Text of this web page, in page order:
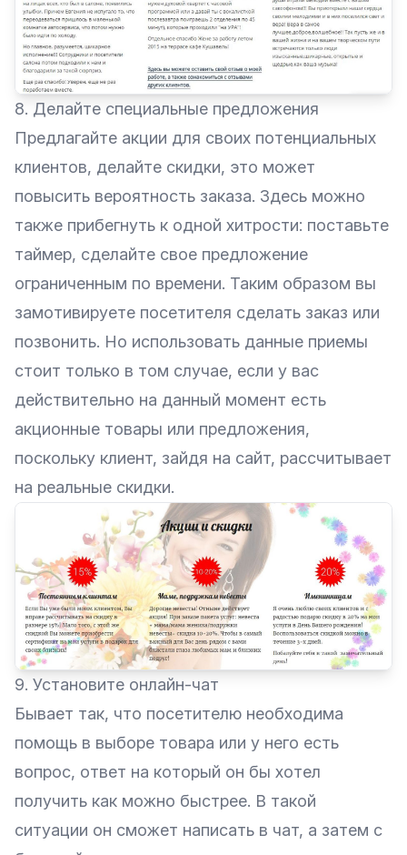
8. Делайте специальные предложения
Предлагайте акции для своих потенциальных
клиентов, делайте скидки, это может
повысить вероятность заказа. Здесь можно
также прибегнуть к одной хитрости: поставьте
таймер, сделайте свое предложение
ограниченным по времени. Таким образом вы
замотивируете посетителя сделать заказ или
позвонить. Но использовать данные приемы
стоит только в том случае, если у вас
действительно на данный момент есть
акционные товары или предложения,
поскольку клиент, зайдя на сайт, рассчитывает
на реальные скидки.
9. Установите онлайн-чат
Бывает так, что посетителю необходима
помощь в выборе товара или у него есть
вопрос, ответ на который он бы хотел
получить как можно быстрее. В такой
ситуации он сможет написать в чат, а затем с